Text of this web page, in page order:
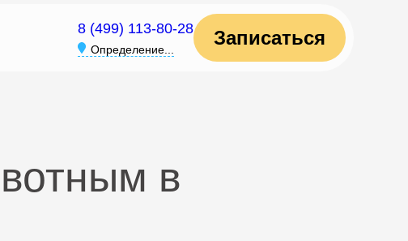
8 (499) 113-80-28
Определение...
Записаться
в